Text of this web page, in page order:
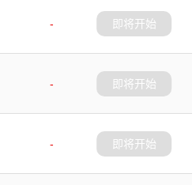
-
即将开始
-
即将开始
-
即将开始